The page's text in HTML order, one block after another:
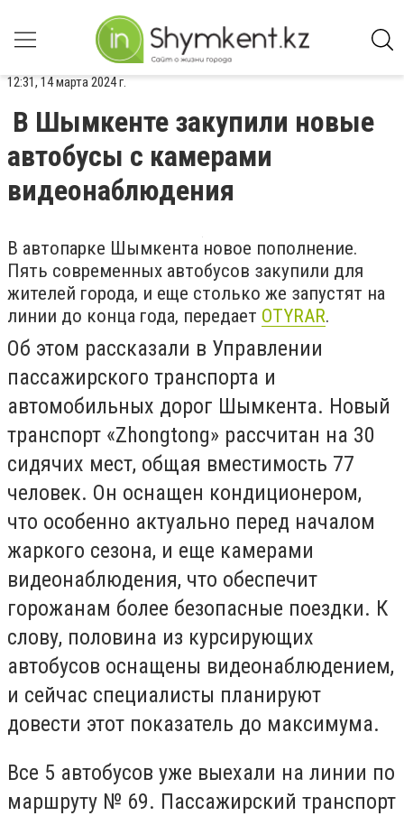
12:31, 14 марта 2024 г.
В Шымкенте закупили новые
автобусы с камерами
видеонаблюдения
В автопарке Шымкента новое пополнение.
Пять современных автобусов закупили для
жителей города, и еще столько же запустят на
линии до конца года, передает OTYRAR.
Об этом рассказали в Управлении
пассажирского транспорта и
автомобильных дорог Шымкента. Новый
транспорт «Zhongtong» рассчитан на 30
сидячих мест, общая вместимость 77
человек. Он оснащен кондиционером,
что особенно актуально перед началом
жаркого сезона, и еще камерами
видеонаблюдения, что обеспечит
горожанам более безопасные поездки. К
слову, половина из курсирующих
автобусов оснащены видеонаблюдением,
и сейчас специалисты планируют
довести этот показатель до максимума.
Все 5 автобусов уже выехали на линии по
маршруту № 69. Пассажирский транспорт